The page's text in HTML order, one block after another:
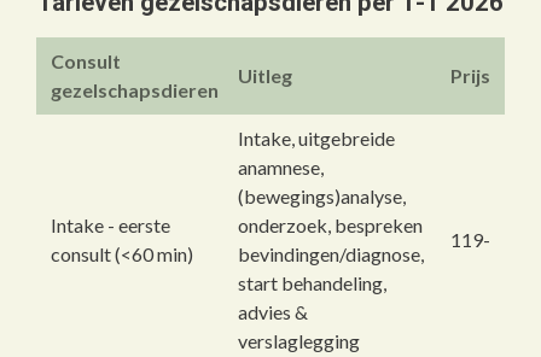
Consult
gezelschapsdieren
Uitleg Prijs
Intake - eerste
consult (<60 min)
Intake, uitgebreide
anamnese,
(bewegings)analyse,
onderzoek, bespreken
bevindingen/diagnose,
start behandeling,
advies &
verslaglegging
119-